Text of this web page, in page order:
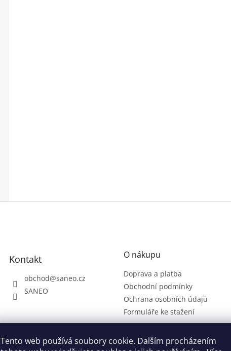
Tento web používá soubory cookie. Dalším procházením
Kontakt
obchod@saneo.cz
SANEO
O nákupu
Doprava a platba
Obchodní podmínky
Ochrana osobních údajů
Formuláře ke stažení